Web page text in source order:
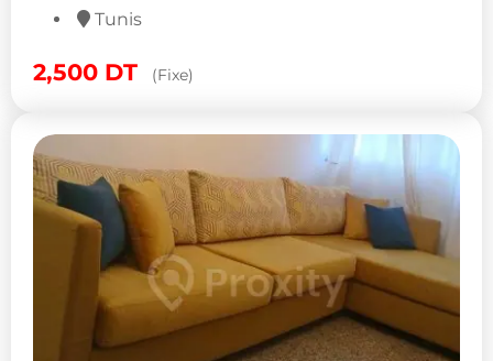
Tunis
2,500 DT (Fixe)